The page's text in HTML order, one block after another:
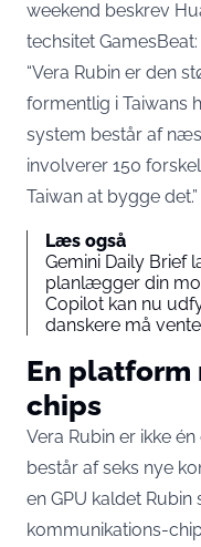
weekend beskrev
techsitet GamesBeat:
“Vera Rubin er den
formentlig i Taiwans
system består af
involverer 150
Taiwan at bygge det.”
Læs også
Gemini Daily Brief
planlægger din
Copilot kan nu
danskere må vente
En platform
chips
Vera Rubin er ikke
består af seks nye
en GPU kaldet
kommunikations-